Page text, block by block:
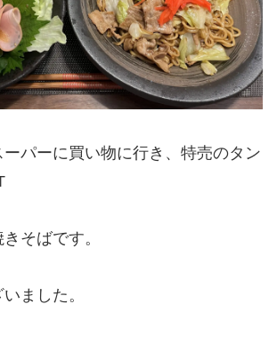
パーに買い物に行き、特売のタン
そばです。
ました。